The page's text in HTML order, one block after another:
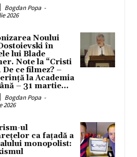
Bogdan Popa -
2026
Noului
în
lui Blade
Note la “Cristi
De ce filmez? –
la Academia
– 31 martie...
Bogdan Popa -
2026
ul
ca fațadă a
monopolist: